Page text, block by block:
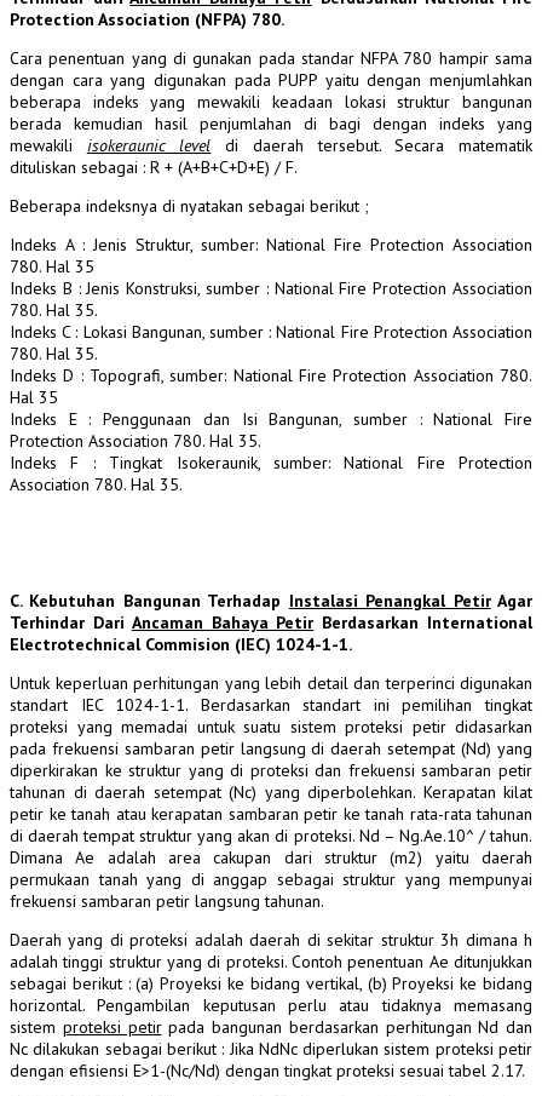
Protection Association (NFPA) 780.
Cara penentuan yang di gunakan pada standar NFPA 780 hampir sama
dengan cara yang digunakan pada PUPP yaitu dengan menjumlahkan
beberapa indeks yang mewakili keadaan lokasi struktur bangunan
berada kemudian hasil penjumlahan di bagi dengan indeks yang
mewakili isokeraunic level di daerah tersebut. Secara matematik
dituliskan sebagai : R + (A+B+C+D+E) / F.
Beberapa indeksnya di nyatakan sebagai berikut ;
Indeks A : Jenis Struktur, sumber: National Fire Protection Association
780. Hal 35
Indeks B : Jenis Konstruksi, sumber : National Fire Protection Association
780. Hal 35.
Indeks C : Lokasi Bangunan, sumber : National Fire Protection Association
780. Hal 35.
Indeks D : Topografi, sumber: National Fire Protection Association 780.
Hal 35
Indeks E : Penggunaan dan Isi Bangunan, sumber : National Fire
Protection Association 780. Hal 35.
Indeks F : Tingkat Isokeraunik, sumber: National Fire Protection
Association 780. Hal 35.
C. Kebutuhan Bangunan Terhadap Instalasi Penangkal PetirAgar
Terhindar Dari Ancaman Bahaya Petir Berdasarkan International
Electrotechnical Commision (IEC) 1024-1-1.
Untuk keperluan perhitungan yang lebih detail dan terperinci digunakan
standart IEC 1024-1-1. Berdasarkan standart ini pemilihan tingkat
proteksi yang memadai untuk suatu sistem proteksi petir didasarkan
pada frekuensi sambaran petir langsung di daerah setempat (Nd) yang
diperkirakan ke struktur yang di proteksi dan frekuensi sambaran petir
tahunan di daerah setempat (Nc) yang diperbolehkan. Kerapatan kilat
petir ke tanah atau kerapatan sambaran petir ke tanah rata-rata tahunan
di daerah tempat struktur yang akan di proteksi. Nd – Ng.Ae.10^ / tahun.
Dimana Ae adalah area cakupan dari struktur (m2) yaitu daerah
permukaan tanah yang di anggap sebagai struktur yang mempunyai
frekuensi sambaran petir langsung tahunan.
Daerah yang di proteksi adalah daerah di sekitar struktur 3h dimana h
adalah tinggi struktur yang di proteksi. Contoh penentuan Ae ditunjukkan
sebagai berikut : (a) Proyeksi ke bidang vertikal, (b) Proyeksi ke bidang
horizontal. Pengambilan keputusan perlu atau tidaknya memasang
sistem proteksi petirpada bangunan berdasarkan perhitungan Nd dan
Nc dilakukan sebagai berikut : Jika NdNc diperlukan sistem proteksi petir
dengan efisiensi E>1-(Nc/Nd) dengan tingkat proteksi sesuai tabel 2.17.